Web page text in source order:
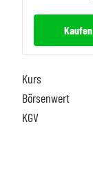
Kaufen
Kurs
Börsenwert
KGV